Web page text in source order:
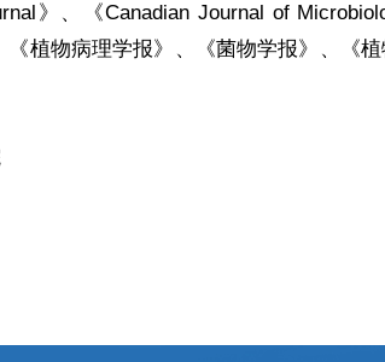
》、《Canadian Journal of
《植物病理学报》、《菌物学报》、《